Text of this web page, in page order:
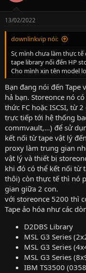
13/02/2022
downlinkvip nói:
Sr, mình chưa làm thực
tape library nối đến HP
Cho mình xin tên model
Bạn đang nói đến Tape
hả bạn. Storeonce nó
thức FC hoặc ISCSI, từ
trực tiếp tới hệ thống
commvault,...) để sử
kết nối từ tape vật lý
proxy làm trung gian
vật lý và thiết bị
khi đó có thể kết nối từ
thôi) còn thực tế thì nó
gian giữa 2 con.
với storeonce 5200 thì
Tape ảo hóa như các
D2DBS Library
MSL G3 Series
MSL G3 Series
MSL G3 Series
IBM TS3500